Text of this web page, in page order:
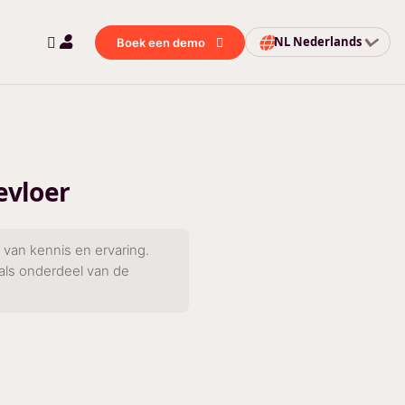
Boek een demo NL Nederlands
kennis en ervaring.
onderdeel van de